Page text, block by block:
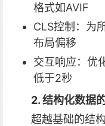
格式如AVIF
CLS控制：为
布局偏移
交互响应：优
低于2秒
2. 结构化数据
超越基础的结